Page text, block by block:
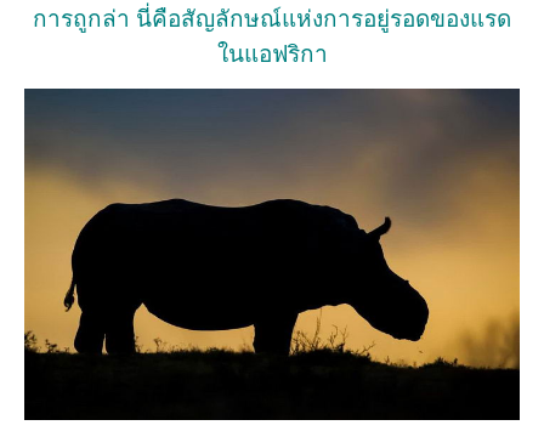
การถูกล่า นี่คือสัญลักษณ์แห่งการอยู่รอดของแรด
ในแอฟริกา